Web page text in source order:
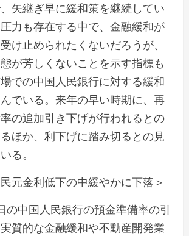
矢継ぎ早に緩和策を継続してい
力も存在する中で、金融緩和が
け止められたくないだろうが、
が芳しくないことを示す指標も
での中国人民銀行に対する緩和
でいる。来年の早い時期に、再
の追加引き下げが行われるとの
ほか、利下げに踏み切るとの見
る。
元金利低下の中緩やかに下落＞
の中国人民銀行の預金準備率の引
質的な金融緩和や不動産開発業